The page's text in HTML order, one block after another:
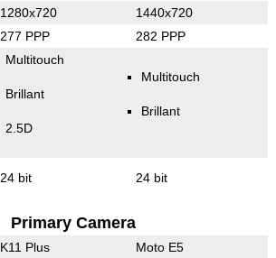
1280x720 1440x720
277 PPP 282 PPP
Multitouch
Brillant
2.5D
Multitouch
Brillant
24 bit 24 bit
Primary Camera
K11 Plus Moto E5